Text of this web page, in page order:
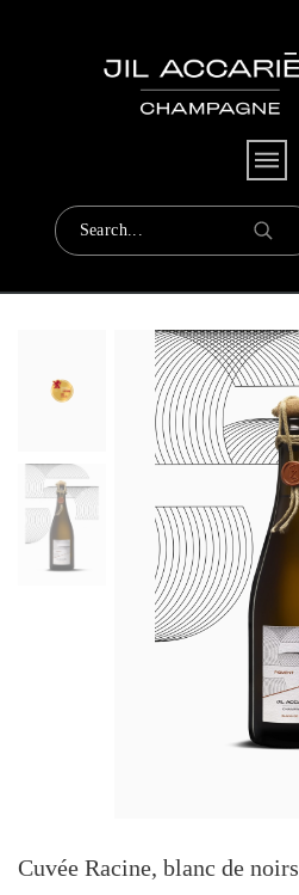
Cuvée Racine, blanc de noirs